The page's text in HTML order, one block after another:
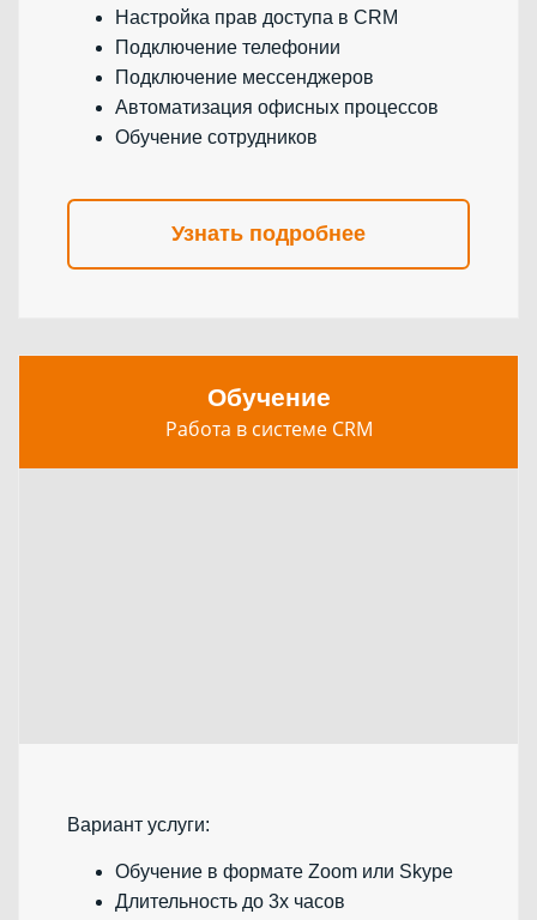
Настройка прав доступа в CRM
Подключение телефонии
Подключение мессенджеров
Автоматизация офисных процессов
Обучение сотрудников
Узнать подробнее
Обучение
Работа в системе CRM
Вариант услуги:
Обучение в формате Zoom или Skype
Длительность до 3х часов